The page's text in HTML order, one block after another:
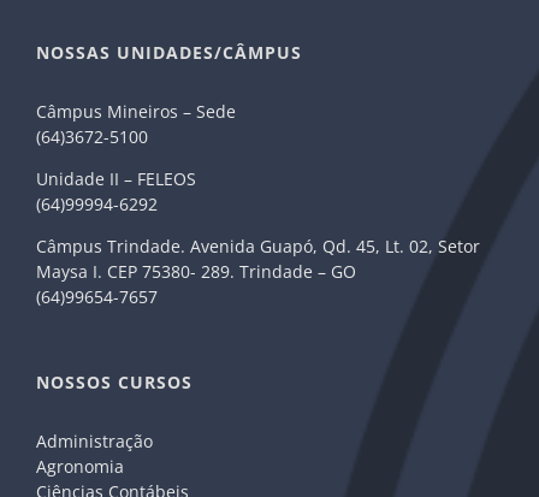
NOSSAS UNIDADES/CÂMPUS
Câmpus Mineiros – Sede
(64)3672-5100
Unidade II – FELEOS
(64)99994-6292
Câmpus Trindade. Avenida Guapó, Qd. 45, Lt. 02, Setor
Maysa I. CEP 75380- 289. Trindade – GO
(64)99654-7657
NOSSOS CURSOS
Administração
Agronomia
Ciências Contábeis